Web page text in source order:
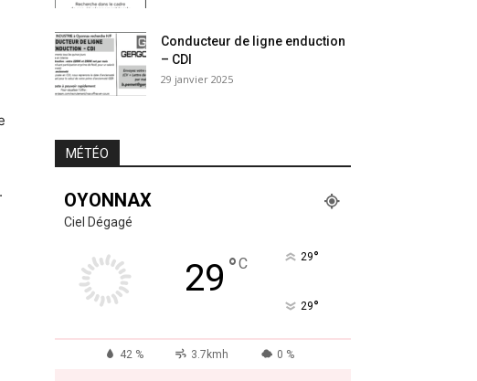
Conducteur de ligne enduction
– CDI
29 janvier 2025
MÉTÉO
OYONNAX
Ciel Dégagé
29 °C 29°
29°
42 % 3.7kmh 0 %